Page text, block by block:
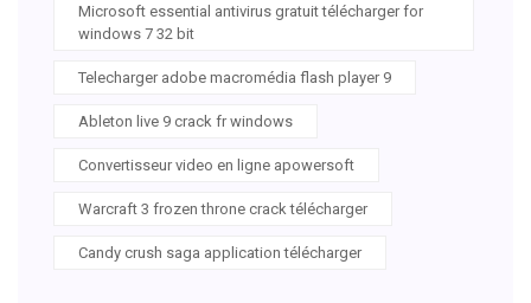
Microsoft essential antivirus gratuit télécharger for
windows 7 32 bit
Telecharger adobe macromédia flash player 9
Ableton live 9 crack fr windows
Convertisseur video en ligne apowersoft
Warcraft 3 frozen throne crack télécharger
Candy crush saga application télécharger